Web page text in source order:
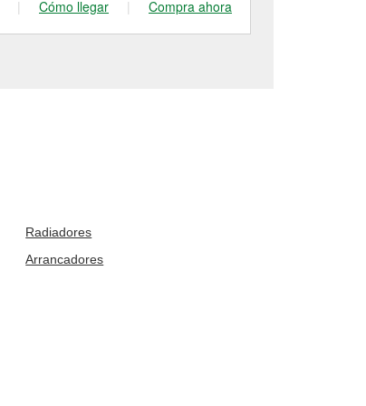
| Cómo llegar | Compra ahora
Radiadores
Arrancadores